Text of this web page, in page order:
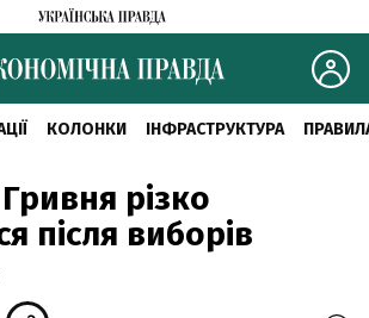
КОЛОНКИ ІНФРАСТРУКТУРА
різко
після виборів